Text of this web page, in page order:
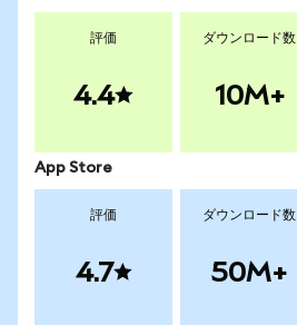
評価
4.4
ダウンロード数
10M+
App Store
評価
4.7
ダウンロード数
50M+